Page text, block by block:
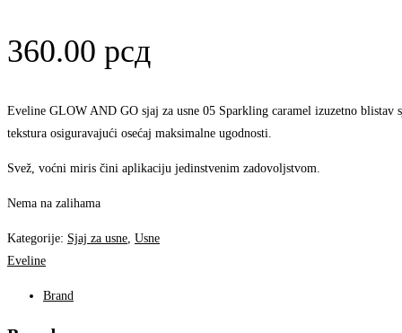
360.00 рсд
Eveline GLOW AND GO sjaj za usne 05 Sparkling caramel izuzetno
tekstura osiguravajući osećaj maksimalne ugodnosti.
Svež, voćni miris čini aplikaciju jedinstvenim zadovoljstvom.
Nema na zalihama
Kategorije: Sjaj za usne, Usne
Eveline
Brand